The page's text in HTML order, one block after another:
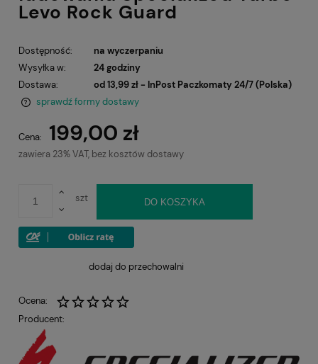
Levo Rock Guard
Dostępność:
na wyczerpaniu
Wysyłka w:
24 godziny
Dostawa:
od 13,99 zł - InPost Paczkomaty 24/7 (Polska)
sprawdź formy dostawy
Cena: 199,00 zł
zawiera 23% VAT, bez kosztów dostawy
szt DO KOSZYKA
dodaj do przechowalni
Ocena:
Producent: